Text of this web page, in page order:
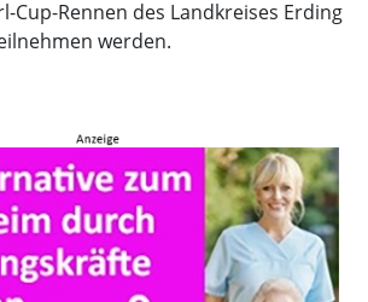
Cup-Rennen des Landkreises Erding
werden.